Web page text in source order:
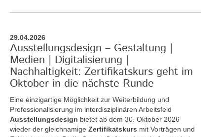
29.04.2026
Ausstellungsdesign – Gestaltung |
Medien | Digitalisierung |
Nachhaltigkeit: Zertifikatskurs geht im
Oktober in die nächste Runde
Eine einzigartige Möglichkeit zur Weiterbildung und
Professionalisierung im interdisziplinären Arbeitsfeld
Ausstellungsdesign bietet ab dem 30. Oktober 2026
wieder der gleichnamige Zertifikatskurs mit Vorträgen und